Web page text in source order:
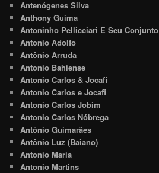
Antenógenes Silva
Anthony Guima
Antoninho Pellicciari E Seu Conjunto
Antonio Adolfo
Antônio Arruda
Antonio Bahiense
Antonio Carlos & Jocafi
Antonio Carlos e Jocafi
Antonio Carlos Jobim
Antonio Carlos Nóbrega
Antônio Guimarães
Antônio Luz (Baiano)
Antonio Maria
Antonio Martins